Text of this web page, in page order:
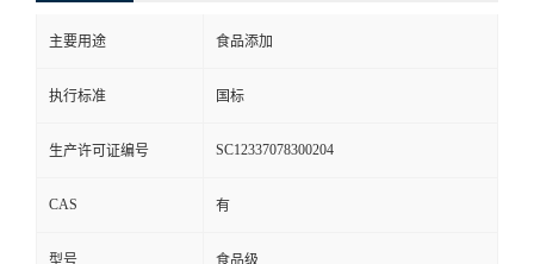
主要用途 食品添加
执行标准 国标
生产许可证编号 SC12337078300204
CAS 有